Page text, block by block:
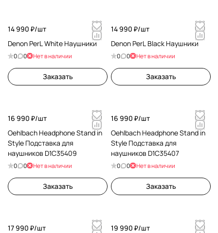
14 990 ₽/шт
Denon PerL White Наушники
0 0 Нет в наличии
Заказать
14 990 ₽/шт
Denon PerL Black Наушники
0 0 Нет в наличии
Заказать
16 990 ₽/шт
Oehlbach Headphone Stand in
Style Подставка для
наушников D1C35409
0 0 Нет в наличии
Заказать
16 990 ₽/шт
Oehlbach Headphone Stand in
Style Подставка для
наушников D1C35407
0 0 Нет в наличии
Заказать
17 990 ₽/шт
19 990 ₽/шт